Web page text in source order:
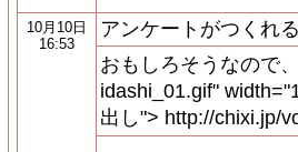
10月10日
16:53
アンケートがつくれ
おもしろそうなので
idashi_01.gif"
出し"> http://chixi.jp/